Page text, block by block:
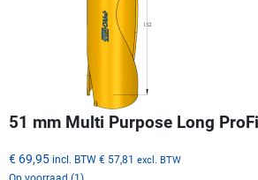
51 mm Multi Purpose Long
€ 69,95 incl. BTW € 57,81 excl. BTW